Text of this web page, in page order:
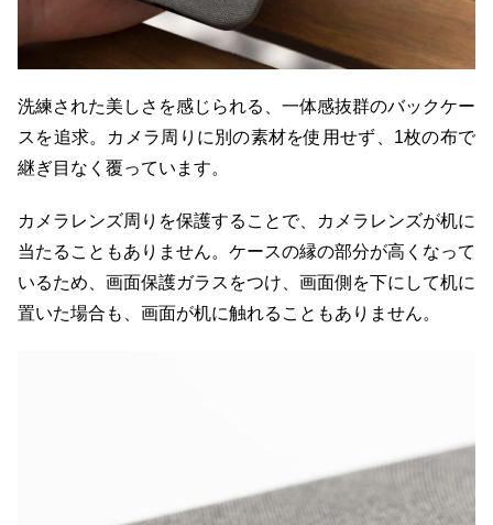
洗練された美しさを感じられる、一体感抜群のバックケー
スを追求。カメラ周りに別の素材を使用せず、1枚の布で
継ぎ目なく覆っています。
カメラレンズ周りを保護することで、カメラレンズが机に
当たることもありません。ケースの縁の部分が高くなって
いるため、画面保護ガラスをつけ、画面側を下にして机に
置いた場合も、画面が机に触れることもありません。